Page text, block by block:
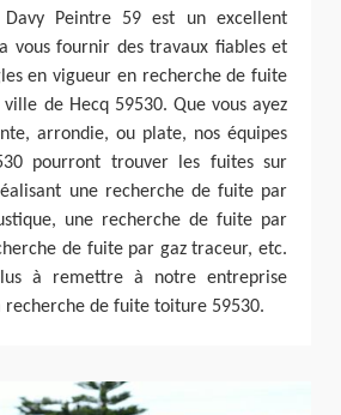
Peintre 59 est un excellent
vous fournir des travaux fiables et
en vigueur en recherche de fuite
de Hecq 59530. Que vous ayez
arrondie, ou plate, nos équipes
pourront trouver les fuites sur
une recherche de fuite par
une recherche de fuite par
de fuite par gaz traceur, etc.
à remettre à notre entreprise
recherche de fuite toiture 59530.